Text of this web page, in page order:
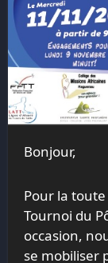
Bonjour,
Pour la
Tournoi du
occasion,
se mobiliser